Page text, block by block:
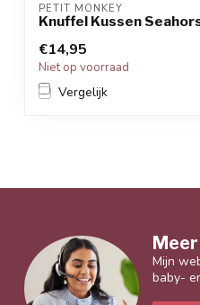
PETIT MONKEY
Knuffel Kussen
€14,95
Niet op voorraad
Vergelijk
Mijn
baby-